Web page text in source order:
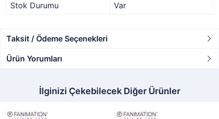
Stok Durumu
Var
Taksit / Ödeme Seçenekleri
Ürün Yorumları
İlginizi Çekebilecek Diğer Ürünler